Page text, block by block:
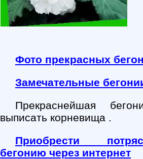
Фото прекрасных
Замечательные
Прекраснейшая
выписать корневища .
Приобрести
бегонию через интернет